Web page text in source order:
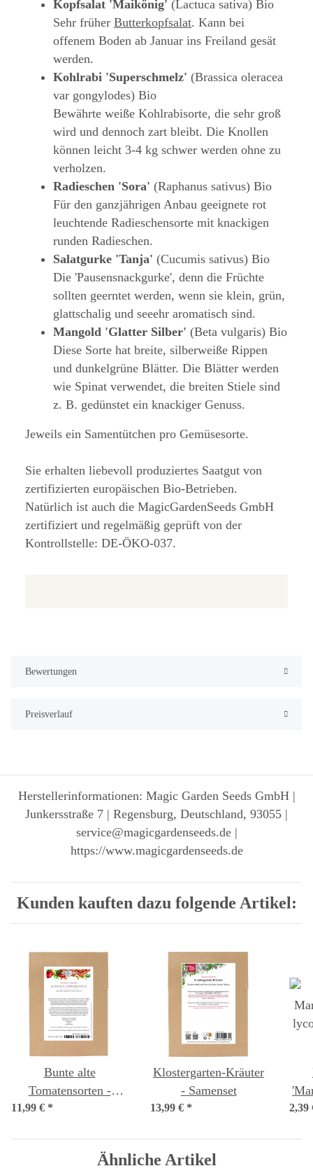
Kopfsalat 'Maikönig' (Lactuca sativa) Bio
Sehr früher Butterkopfsalat. Kann bei
offenem Boden ab Januar ins Freiland gesät
werden.
Kohlrabi 'Superschmelz' (Brassica oleracea
var gongylodes) Bio
Bewährte weiße Kohlrabisorte, die sehr groß
wird und dennoch zart bleibt. Die Knollen
können leicht 3-4 kg schwer werden ohne zu
verholzen.
Radieschen 'Sora' (Raphanus sativus) Bio
Für den ganzjährigen Anbau geeignete rot
leuchtende Radieschensorte mit knackigen
runden Radieschen.
Salatgurke 'Tanja' (Cucumis sativus) Bio
Die 'Pausensnackgurke', denn die Früchte
sollten geerntet werden, wenn sie klein, grün,
glattschalig und seeehr aromatisch sind.
Mangold 'Glatter Silber' (Beta vulgaris) Bio
Diese Sorte hat breite, silberweiße Rippen
und dunkelgrüne Blätter. Die Blätter werden
wie Spinat verwendet, die breiten Stiele sind
z. B. gedünstet ein knackiger Genuss.
Jeweils ein Samentütchen pro Gemüsesorte.
Sie erhalten liebevoll produziertes Saatgut von
zertifizierten europäischen Bio-Betrieben.
Natürlich ist auch die MagicGardenSeeds GmbH
zertifiziert und regelmäßig geprüft von der
Kontrollstelle: DE-ÖKO-037.
Bewertungen
Preisverlauf
Herstellerinformationen: Magic Garden Seeds GmbH |
Junkersstraße 7 | Regensburg, Deutschland, 93055 |
service@magicgardenseeds.de |
https://www.magicgardenseeds.de
Kunden kauften dazu folgende Artikel:
Bunte alte
Tomatensorten -
Samenset
11,99 € *
Klostergarten-Kräuter
- Samenset
13,99 € * 2,39
Ähnliche Artikel